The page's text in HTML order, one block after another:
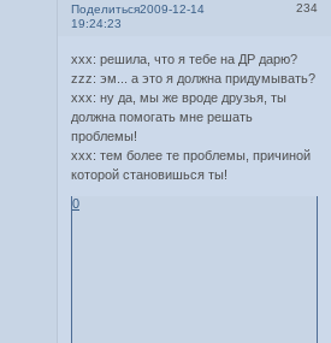
Поделиться 234
2009-12-14
19:24:23
xxx: решила, что я тебе на ДР дарю?
zzz: эм... а это я должна придумывать?
xxx: ну да, мы же вроде дрyзья, ты
должна помогать мне решать
проблемы!
xxx: тем более те проблемы, причиной
которой становишься ты!
0